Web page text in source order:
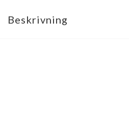
Beskrivning